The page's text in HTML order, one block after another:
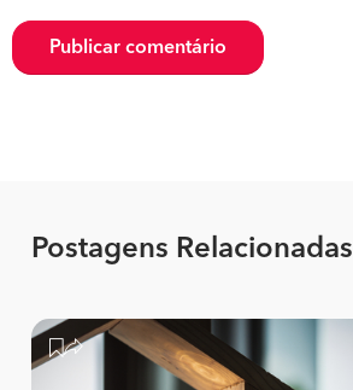
Publicar comentário
Postagens Relacionadas